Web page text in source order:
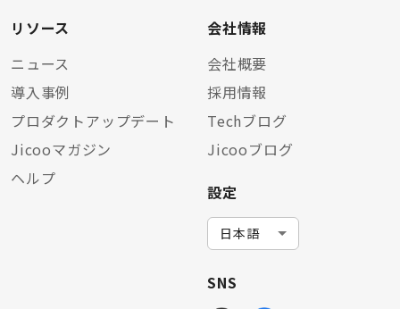
リソース
ニュース
導入事例
プロダクトアップデート
Jicooマガジン
ヘルプ
会社情報
会社概要
採用情報
Techブログ
Jicooブログ
設定
SNS